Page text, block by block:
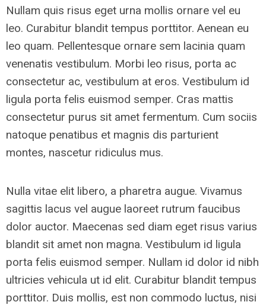
Nullam quis risus eget urna mollis ornare vel eu
leo. Curabitur blandit tempus porttitor. Aenean eu
leo quam. Pellentesque ornare sem lacinia quam
venenatis vestibulum. Morbi leo risus, porta ac
consectetur ac, vestibulum at eros. Vestibulum id
ligula porta felis euismod semper. Cras mattis
consectetur purus sit amet fermentum. Cum sociis
natoque penatibus et magnis dis parturient
montes, nascetur ridiculus mus.
Nulla vitae elit libero, a pharetra augue. Vivamus
sagittis lacus vel augue laoreet rutrum faucibus
dolor auctor. Maecenas sed diam eget risus varius
blandit sit amet non magna. Vestibulum id ligula
porta felis euismod semper. Nullam id dolor id nibh
ultricies vehicula ut id elit. Curabitur blandit tempus
porttitor. Duis mollis, est non commodo luctus, nisi